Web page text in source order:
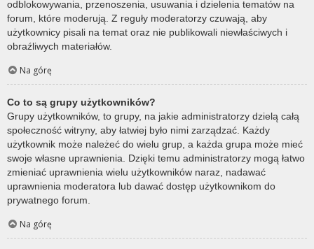
odblokowywania, przenoszenia, usuwania i dzielenia tematów na
forum, które moderują. Z reguły moderatorzy czuwają, aby
użytkownicy pisali na temat oraz nie publikowali niewłaściwych i
obraźliwych materiałów.
Na górę
Co to są grupy użytkowników?
Grupy użytkowników, to grupy, na jakie administratorzy dzielą całą
społeczność witryny, aby łatwiej było nimi zarządzać. Każdy
użytkownik może należeć do wielu grup, a każda grupa może mieć
swoje własne uprawnienia. Dzięki temu administratorzy mogą łatwo
zmieniać uprawnienia wielu użytkowników naraz, nadawać
uprawnienia moderatora lub dawać dostęp użytkownikom do
prywatnego forum.
Na górę